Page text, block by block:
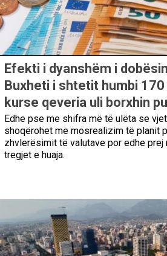
Efekti i dyanshëm i
Buxheti i shtetit humbi
kurse qeveria uli borxhin
Edhe pse me shifra më të ulëta se
shoqërohet me mosrealizim të planit
zhvlerësimit të valutave por edhe
tregjet e huaja.